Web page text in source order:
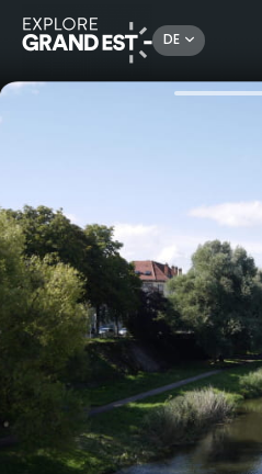
DE
Sehenswertes in der Region Grand Est